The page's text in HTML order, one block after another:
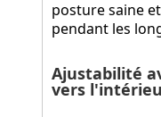
posture saine
pendant les
Ajustabilité
vers